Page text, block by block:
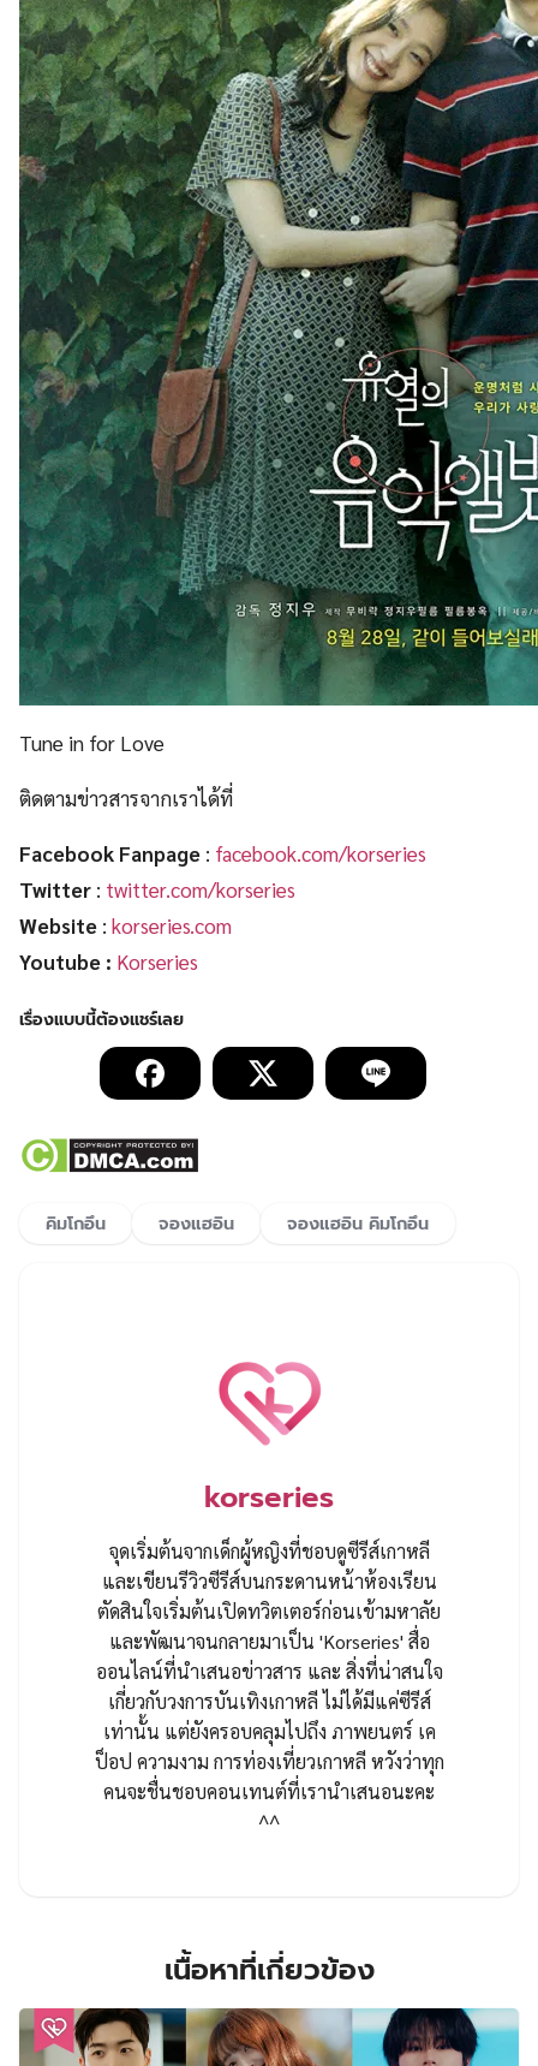
Tune in for Love
ติดตามข่าวสารจากเราได้ที่
Facebook Fanpage : facebook.com/korseries
Twitter : twitter.com/korseries
Website : korseries.com
Youtube : Korseries
คิมโกอึน จองแฮอิน จองแฮอิน คิมโกอึน
korseries
จุดเริ่มต้นจากเด็กผู้หญิงที่ชอบดูซีรีส์เกาหลี
และเขียนรีวิวซีรีส์บนกระดานหน้าห้องเรียน
ตัดสินใจเริ่มต้นเปิดทวิตเตอร์ก่อนเข้ามหาลัย
และพัฒนาจนกลายมาเป็น 'Korseries' สื่อ
ออนไลน์ที่นำเสนอข่าวสาร และ สิ่งที่น่าสนใจ
เกี่ยวกับวงการบันเทิงเกาหลี ไม่ได้มีแค่ซีรีส์
เท่านั้น แต่ยังครอบคลุมไปถึง ภาพยนตร์ เค
ป็อป ความงาม การท่องเที่ยวเกาหลี หวังว่าทุก
คนจะชื่นชอบคอนเทนต์ที่เรานำเสนอนะคะ
^^
เนื้อหาที่เกี่ยวข้อง